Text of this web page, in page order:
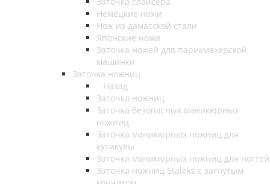
Немецкие ножи
Нож из дамасской стали
Японские ножи
Заточка ножей для парикмахерской
машинки
Заточка ножниц
Назад
Заточка ножниц
Заточка безопасных маникюрных
ножниц
Заточка маникюрных ножниц для
кутикулы
Заточка маникюрных ножниц для ногтей
Заточка ножниц Staleks с загнутым